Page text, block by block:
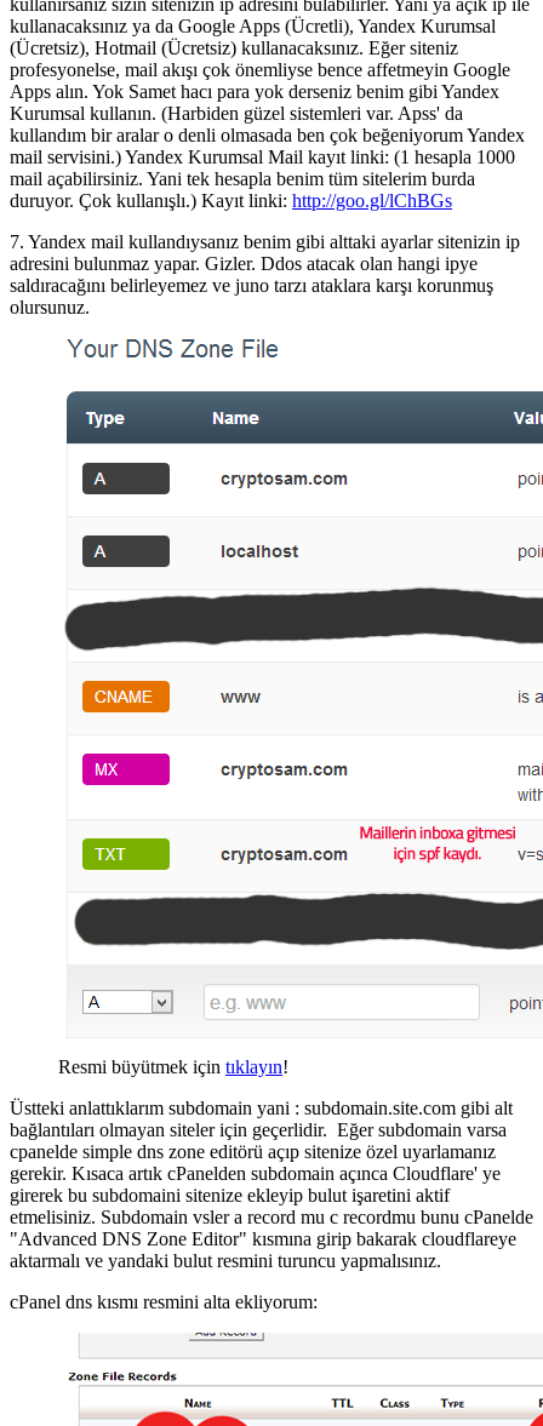
kullanacaksınız ya da Google Apps (Ücretli), Yandex Kurumsal
(Ücretsiz), Hotmail (Ücretsiz) kullanacaksınız. Eğer siteniz
profesyonelse, mail akışı çok önemliyse bence affetmeyin Google
Apps alın. Yok Samet hacı para yok derseniz benim gibi Yandex
Kurumsal kullanın. (Harbiden güzel sistemleri var. Apss' da
kullandım bir aralar o denli olmasada ben çok beğeniyorum Yandex
mail servisini.) Yandex Kurumsal Mail kayıt linki: (1 hesapla 1000
mail açabilirsiniz. Yani tek hesapla benim tüm sitelerim burda
duruyor. Çok kullanışlı.) Kayıt linki: http://goo.gl/lChBGs
7. Yandex mail kullandıysanız benim gibi alttaki ayarlar sitenizin ip
adresini bulunmaz yapar. Gizler. Ddos atacak olan hangi ipye
saldıracağını belirleyemez ve juno tarzı ataklara karşı korunmuş
olursunuz.
Resmi büyütmek için tıklayın!
Üstteki anlattıklarım subdomain yani : subdomain.site.com gibi alt
bağlantıları olmayan siteler için geçerlidir. Eğer subdomain varsa
cpanelde simple dns zone editörü açıp sitenize özel uyarlamanız
gerekir. Kısaca artık cPanelden subdomain açınca Cloudflare' ye
girerek bu subdomaini sitenize ekleyip bulut işaretini aktif
etmelisiniz. Subdomain vsler a record mu c recordmu bunu cPanelde
"Advanced DNS Zone Editor" kısmına girip bakarak cloudflareye
aktarmalı ve yandaki bulut resmini turuncu yapmalısınız.
cPanel dns kısmı resmini alta ekliyorum: